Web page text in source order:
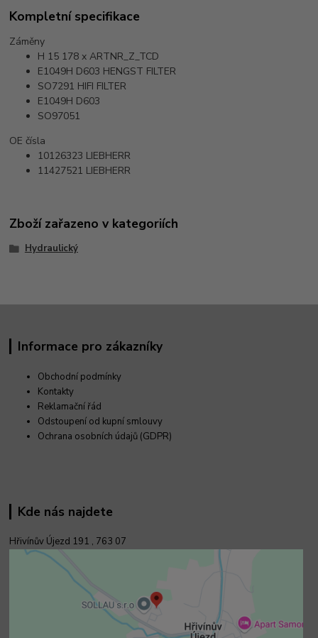
Kompletní specifikace
Záměny
H 15 178 x ARTNR_Z_TCD
E1049H D603 HENGST FILTER
SO7291 HIFI FILTER
E1049H D603
SO97051
OE čísla
10126323 LIEBHERR
11427521 LIEBHERR
Zboží zařazeno v kategoriích
Hydraulický
Informace pro zákazníky
Obchodní podmínky
Kontakty
Reklamační řád
Odstoupení od kupní smlouvy
Ochrana osobních údajů (GDPR)
Kde nás najdete
Hřivínův Újezd 191 , 763 07